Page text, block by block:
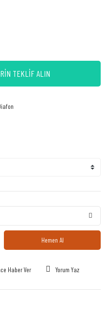
TEKLİF ALIN
Hemen Al
Haber Ver Yorum Yaz